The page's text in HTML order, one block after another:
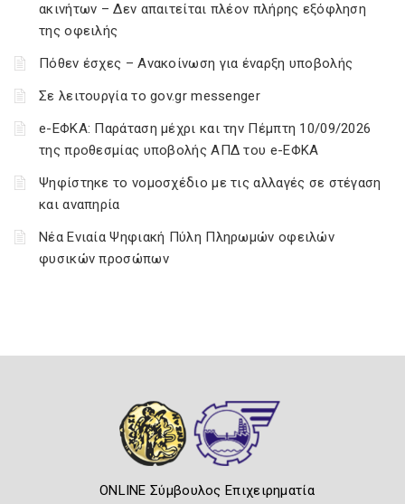
ακινήτων – Δεν απαιτείται πλέον πλήρης εξόφληση
της οφειλής
Πόθεν έσχες – Ανακοίνωση για έναρξη υποβολής
Σε λειτουργία το gov.gr messenger
e-ΕΦΚΑ: Παράταση μέχρι και την Πέμπτη 10/09/2026
της προθεσμίας υποβολής ΑΠΔ του e-ΕΦΚΑ
Ψηφίστηκε το νομοσχέδιο με τις αλλαγές σε στέγαση
και αναπηρία
Νέα Ενιαία Ψηφιακή Πύλη Πληρωμών οφειλών
φυσικών προσώπων
ONLINE Σύμβουλος Επιχειρηματία